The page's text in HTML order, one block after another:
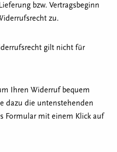
bzw. Vertragsbeginn
zu.
gilt nicht für
Ihren Widerruf bequem
dazu die untenstehenden
Formular mit einem Klick auf